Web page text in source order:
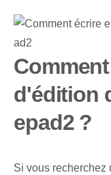
d'édition
epad2 ?
Si vous recherchez